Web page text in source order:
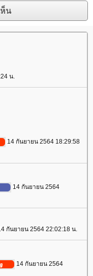
น.
14 กันยายน 2564 18:29:58
14 กันยายน 2564
กันยายน 2564 22:02:18 น.
14 กันยายน 2564